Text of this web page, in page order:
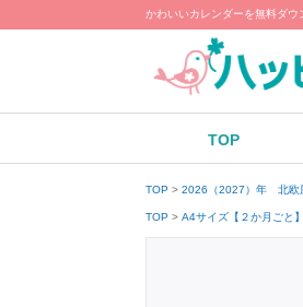
かわいいカレンダーを無料ダウ
TOP
TOP 2026（2027）年 北欧
TOP A4サイズ【２か月ごと】